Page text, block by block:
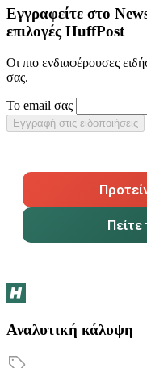
Εγγραφείτε στο
επιλογές HuffPost
Οι πιο ενδιαφέρουσες
σας.
Το email σας
Εγγραφή στις ειδοποιήσεις
Αναλυτική κάλυψη